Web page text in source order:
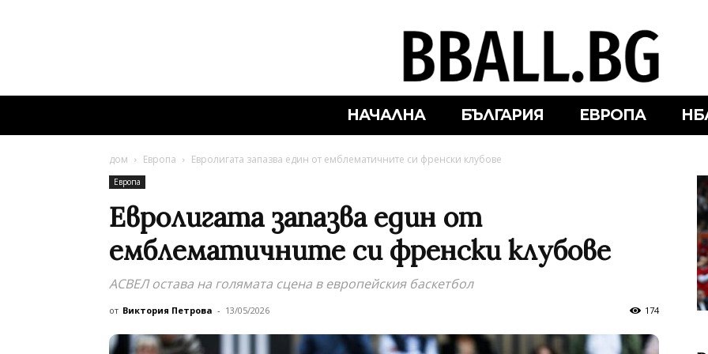
НАЧАЛНА БЪЛГАРИЯ ЕВРОПА
дом Европа Евролигата запазва един от емблематичните си френски клубове
Европа
Евролигата запазва един от
емблематичните си френски клубове
АСВЕЛ остава на голямата сцена в европейския баскетбол
от Виктория Петрова - 13/05/2026 174